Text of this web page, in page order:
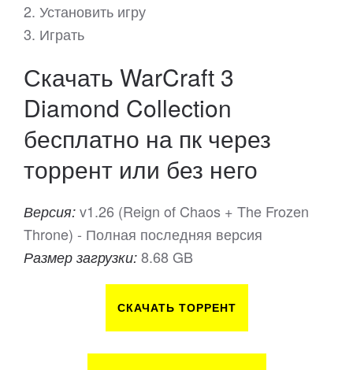
2. Установить игру
3. Играть
Скачать WarCraft 3
Diamond Collection
бесплатно на пк через
торрент или без него
Версия: v1.26 (Reign of Chaos + The Frozen
Throne) - Полная последняя версия
Размер загрузки: 8.68 GB
СКАЧАТЬ ТОРРЕНТ